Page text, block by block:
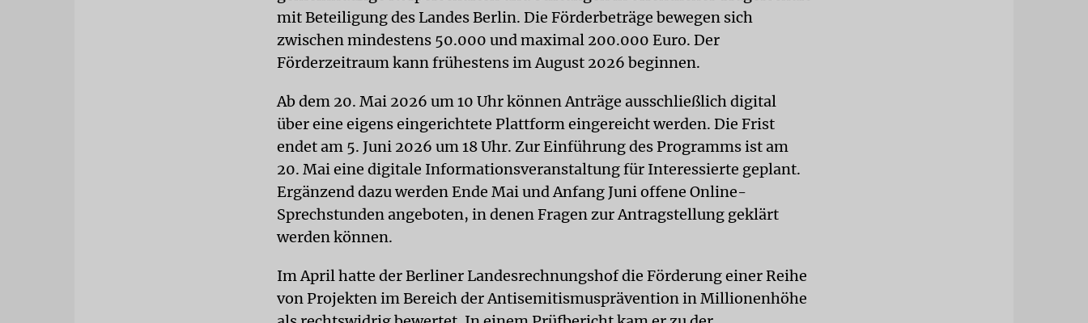
mit Beteiligung des Landes Berlin. Die Förderbeträge bewegen sich
zwischen mindestens 50.000 und maximal 200.000 Euro. Der
Förderzeitraum kann frühestens im August 2026 beginnen.
Ab dem 20. Mai 2026 um 10 Uhr können Anträge ausschließlich digital
über eine eigens eingerichtete Plattform eingereicht werden. Die Frist
endet am 5. Juni 2026 um 18 Uhr. Zur Einführung des Programms ist am
20. Mai eine digitale Informationsveranstaltung für Interessierte geplant.
Ergänzend dazu werden Ende Mai und Anfang Juni offene Online-
Sprechstunden angeboten, in denen Fragen zur Antragstellung geklärt
werden können.
Im April hatte der Berliner Landesrechnungshof die Förderung einer Reihe
von Projekten im Bereich der Antisemitismusprävention in Millionenhöhe